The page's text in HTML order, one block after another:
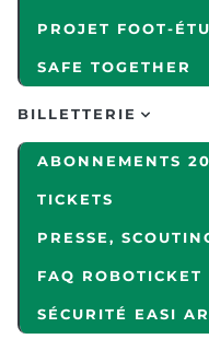
PROJET FOOT-
SAFE TOGETHER
BILLETTERIE
ABONNEMENTS
TICKETS
PRESSE,
FAQ ROBOTICKET
SÉCURITÉ EASI